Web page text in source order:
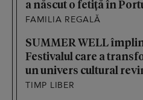
a născut o fetiță în
FAMILIA REGALĂ
SUMMER WELL
Festivalul care a
un univers cultural
TIMP LIBER